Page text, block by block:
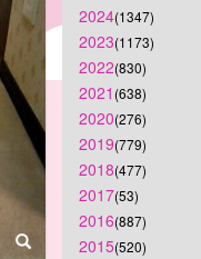
2024(1347)
2023(1173)
2022(830)
2021 (638)
2020(276)
2019(779)
2018(477)
2017(53)
2016(887)
2015(520)